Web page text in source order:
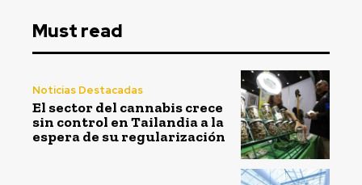
Must read
Noticias Destacadas
El sector del cannabis crece
sin control en Tailandia a la
espera de su regularización